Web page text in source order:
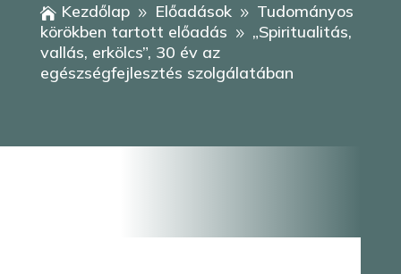
 Kezdőlap 9 Előadások 9 Tudományos
körökben tartott előadás
9 „Spiritualitás,
vallás, erkölcs”, 30 év az
egészségfejlesztés szolgálatában